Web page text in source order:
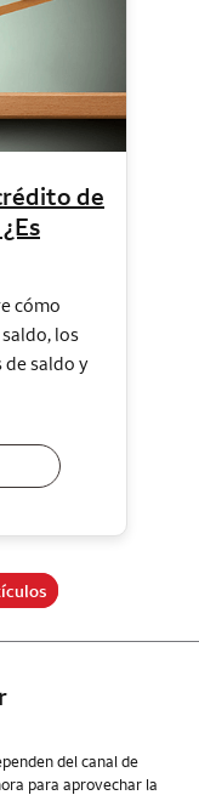
de
cómo
los
de saldo y
del canal de
para aprovechar la